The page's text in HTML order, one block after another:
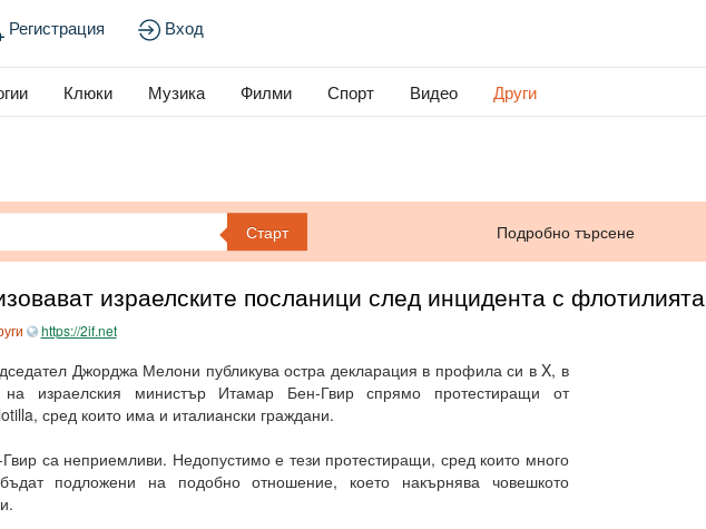
Регистрация Вход
Клюки Музика Филми Спорт Видео Други
Старт Подробно търсене
израелските посланици след инцидента с флотилията
https://2if.net
Джорджа Мелони публикува остра декларация в профила си в X, в
на израелския министър Итамар Бен-Гвир спрямо протестиращи от
сред които има и италиански граждани.
са неприемливи. Недопустимо е тези протестиращи, сред които много
подложени на подобно отношение, което накърнява човешкото